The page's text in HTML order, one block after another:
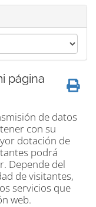
página
de datos
con su
dotación de
podrá
Depende del
de visitantes,
servicios que
web.